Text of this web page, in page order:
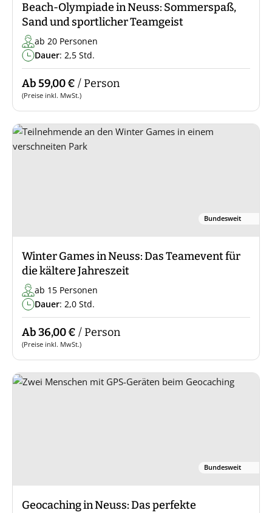
Beach-Olympiade in Neuss: Sommerspaß,
Sand und sportlicher Teamgeist
ab 20 Personen
Dauer: 2,5 Std.
Ab 59,00 € / Person
(Preise inkl. MwSt.)
Bundesweit
Winter Games in Neuss: Das Teamevent für
die kältere Jahreszeit
ab 15 Personen
Dauer: 2,0 Std.
Ab 36,00 € / Person
(Preise inkl. MwSt.)
Bundesweit
Geocaching in Neuss: Das perfekte